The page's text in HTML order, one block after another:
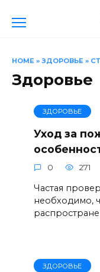
HOME » ЗДОРОВЬЕ »
Здоровье
ЗДОРОВЬЕ
Уход за
0 271
Частая
необходимо,
ЗДОРОВЬЕ